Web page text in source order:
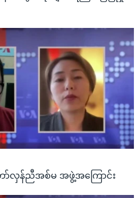
တော်လှန်ညီအစ်မ အဖွဲ့အကြောင်း